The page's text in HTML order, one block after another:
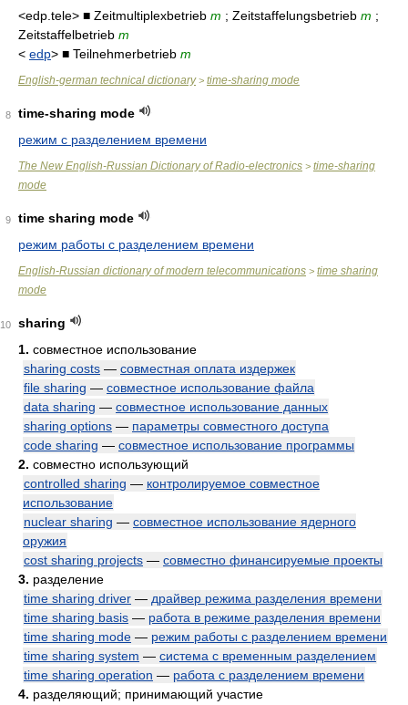
<edp.tele> ■ Zeitmultiplexbetrieb m ; Zeitstaffelungsbetrieb m ;
Zeitstaffelbetrieb m
< edp> ■ Teilnehmerbetrieb m
English-german technical dictionary> time-sharing mode
8
time-sharing mode
режим с разделением времени
The New English-Russian Dictionary of Radio-electronics > time-sharing
mode
9
time sharing mode
режим работы с разделением времени
English-Russian dictionary of modern telecommunications > time sharing
mode
10
sharing
1. совместное использование
sharing costs — совместная оплата издержек
file sharing — совместное использование файла
data sharing — совместное использование данных
sharing options — параметры совместного доступа
code sharing — совместное использование программы
2. совместно использующий
controlled sharing — контролируемое совместное
использование
nuclear sharing — совместное использование ядерного
оружия
cost sharing projects — совместно финансируемые проекты
3. разделение
time sharing driver — драйвер режима разделения времени
time sharing basis — работа в режиме разделения времени
time sharing mode — режим работы с разделением времени
time sharing system — система с временным разделением
time sharing operation — работа с разделением времени
4. разделяющий; принимающий участие